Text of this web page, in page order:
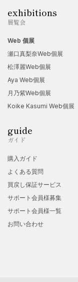
exhibitions
展覧会
Web 個展
瀬口真梨奈Web個展
松澤麗Web個展
Aya Web個展
月乃紫Web個展
Koike Kasumi Web個展
guide
ガイド
購入ガイド
よくある質問
買戻し保証サービス
サポート会員様募集
サポート会員様一覧
お問い合わせ